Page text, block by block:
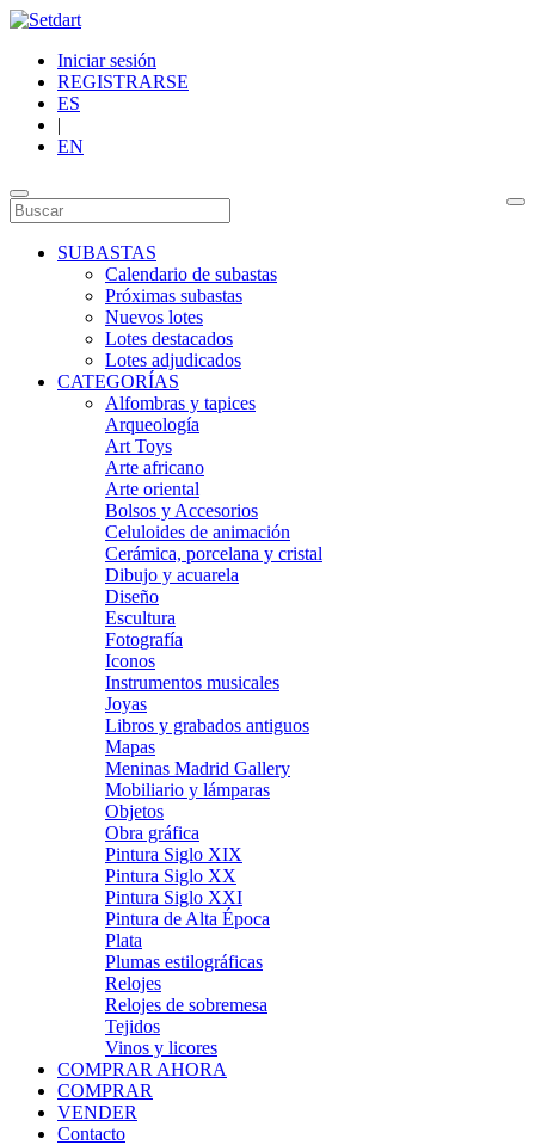
Iniciar sesión
REGISTRARSE
ES
|
EN
SUBASTAS
Calendario de subastas
Próximas subastas
Nuevos lotes
Lotes destacados
Lotes adjudicados
CATEGORÍAS
Alfombras y tapices
Arqueología
Art Toys
Arte africano
Arte oriental
Bolsos y Accesorios
Celuloides de animación
Cerámica, porcelana y cristal
Dibujo y acuarela
Diseño
Escultura
Fotografía
Iconos
Instrumentos musicales
Joyas
Libros y grabados antiguos
Mapas
Meninas Madrid Gallery
Mobiliario y lámparas
Objetos
Obra gráfica
Pintura Siglo XIX
Pintura Siglo XX
Pintura Siglo XXI
Pintura de Alta Época
Plata
Plumas estilográficas
Relojes
Relojes de sobremesa
Tejidos
Vinos y licores
COMPRAR AHORA
COMPRAR
VENDER
Contacto